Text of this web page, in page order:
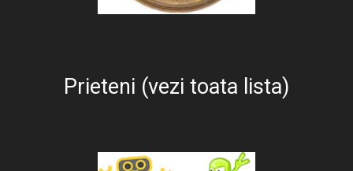
Prieteni (vezi toata lista)